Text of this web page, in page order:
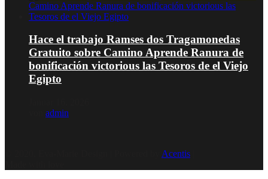
Hace el trabajo Ramses dos Tragamonedas
Gratuito sobre Camino Aprende Ranura de
bonificación victorious las Tesoros de el Viejo
Egipto
admin
Acentis